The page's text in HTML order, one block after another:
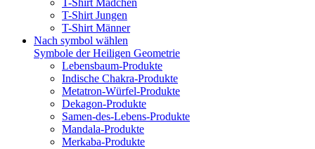
T-Shirt Mädchen
T-Shirt Jungen
T-Shirt Männer
Nach symbol wählen
Symbole der Heiligen Geometrie
Lebensbaum-Produkte
Indische Chakra-Produkte
Metatron-Würfel-Produkte
Dekagon-Produkte
Samen-des-Lebens-Produkte
Mandala-Produkte
Merkaba-Produkte